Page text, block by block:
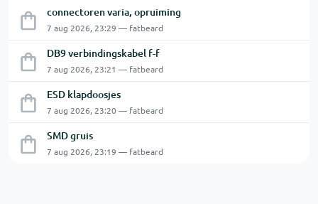
connectoren varia, opruiming
7 aug 2026, 23:29 — fatbeard
DB9 verbindingskabel f-f
7 aug 2026, 23:21 — fatbeard
ESD klapdoosjes
7 aug 2026, 23:20 — fatbeard
SMD gruis
7 aug 2026, 23:19 — fatbeard